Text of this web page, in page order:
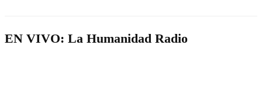
EN VIVO: La Humanidad Radio